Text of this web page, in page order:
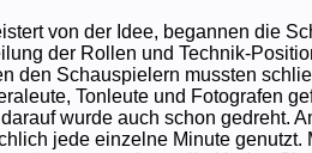
von der Idee, begannen die
der Rollen und Technik-
den Schauspielern mussten
Tonleute und Fotografen
wurde auch schon gedreht.
jede einzelne Minute genutzt.